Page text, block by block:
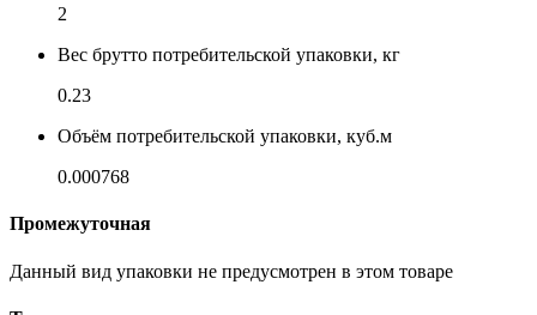
2
Вес брутто потребительской упаковки, кг
0.23
Объём потребительской упаковки, куб.м
0.000768
Промежуточная
Данный вид упаковки не предусмотрен в этом товаре